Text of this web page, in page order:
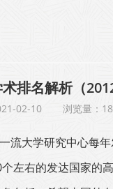
排名解析（
02-10 浏览量：
大学研究中心每
左右的发达国家